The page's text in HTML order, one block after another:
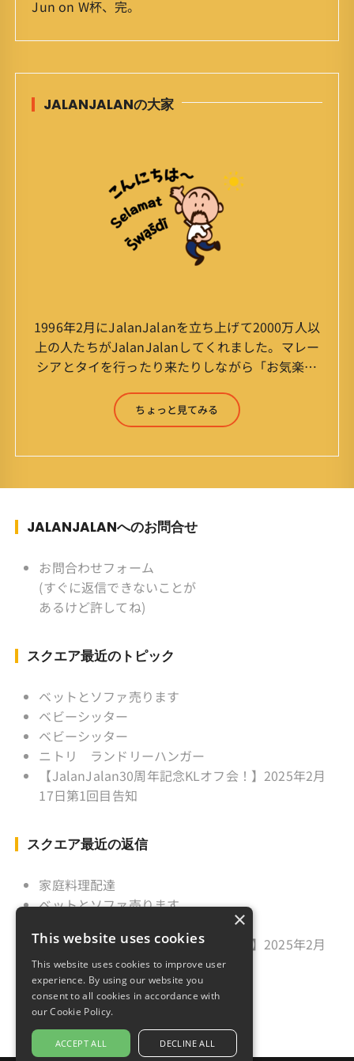
Jun on W杯、完。
JALANJALANの大家
1996年2月にJalanJalanを立ち上げて2000万人以
上の人たちがJalanJalanしてくれました。マレー
シアとタイを行ったり来たりしながら「お気楽」
森 淳（Jun Yamamori） 生年月日 ：1959年
7月4日(61才) 生まれ ：香港(3才まで)
スポーツ ：水泳(浜名湾流古式泳法、競泳平泳
ク ソフトボール
監督 BKKソフトボール「おぼん
こぼん 」監督 マレーシア歴：1991年から31年
目 タイ歴 ：2001年から21年目
ちょっと見てみる
JALANJALANへのお問合せ
お問合わせフォーム
(すぐに返信できないことが
あるけど許してね)
スクエア最近のトピック
ベットとソファ売ります
ベビーシッター
ベビーシッター
ニトリ ランドリーハンガー
【JalanJalan30周年記念KLオフ会！】2025年2月
17日第1回目告知
スクエア最近の返信
家庭料理配達
ベットとソファ売ります
【JalanJalan30周年記念KLオフ会！】2025年2月
17日第1回目告知
久しぶりのご挨拶
×
This website uses cookies
This website uses cookies to improve user
experience. By using our website you
consent to all cookies in accordance with
our Cookie Policy.
ACCEPT ALL DECLINE ALL